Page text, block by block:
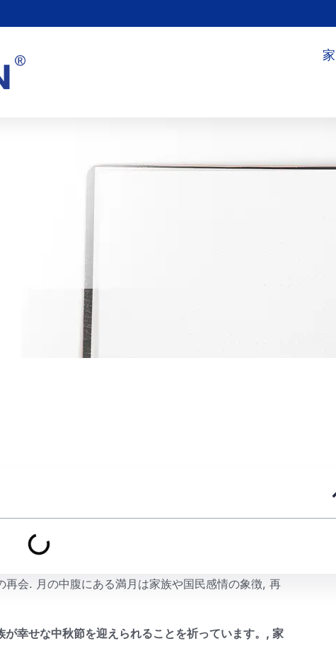
家
会. 月の中腹にある満月は家族や国民感情の象徴, 再
幸せな中秋節を迎えられることを祈っています。, 家